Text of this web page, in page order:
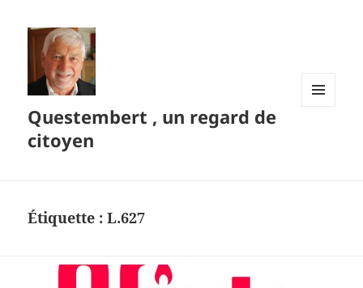
Questembert , un regard de
citoyen
Étiquette :L.627